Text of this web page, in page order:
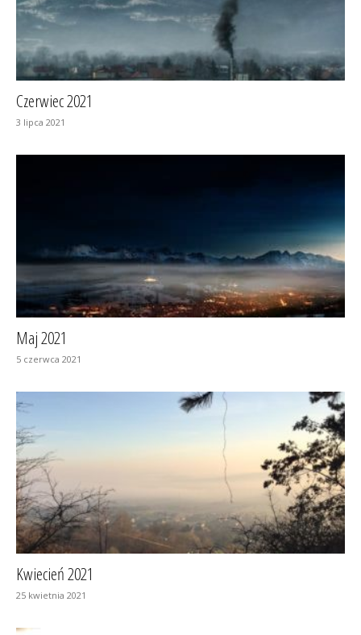
Czerwiec 2021
3 lipca 2021
Maj 2021
5 czerwca 2021
Kwiecień 2021
25 kwietnia 2021